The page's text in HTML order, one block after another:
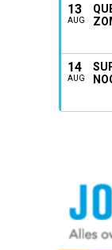
13
AUG
14
AUG